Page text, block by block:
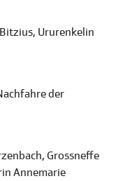
Ururenkelin
der
Grossneffe
Annemarie